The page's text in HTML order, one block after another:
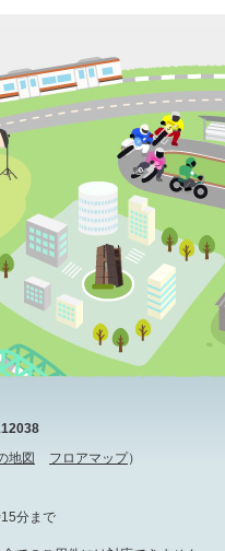
地図 フロアマップ）
分まで